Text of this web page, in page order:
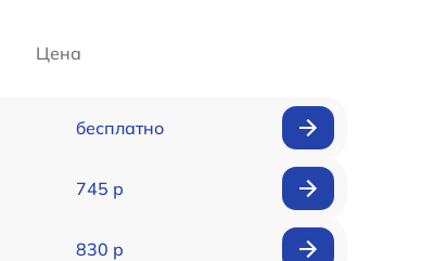
Цена
бесплатно
745 р
830 р